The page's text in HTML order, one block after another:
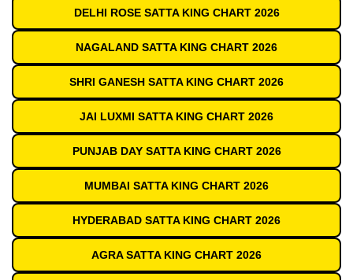
DELHI ROSE SATTA KING CHART 2026
NAGALAND SATTA KING CHART 2026
SHRI GANESH SATTA KING CHART 2026
JAI LUXMI SATTA KING CHART 2026
PUNJAB DAY SATTA KING CHART 2026
MUMBAI SATTA KING CHART 2026
HYDERABAD SATTA KING CHART 2026
AGRA SATTA KING CHART 2026